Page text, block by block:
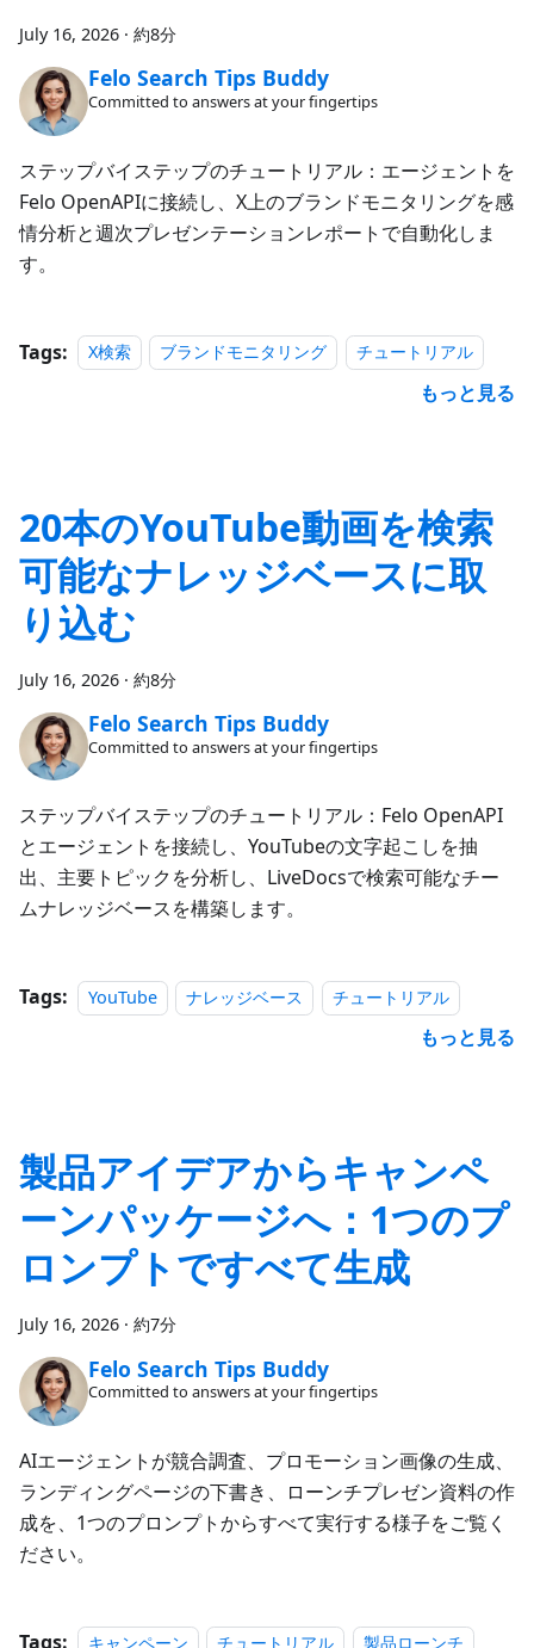
July 16, 2026 · 約8分
Felo Search Tips Buddy
Committed to answers at your fingertips
ステップバイステップのチュートリアル：エージェントを
Felo OpenAPIに接続し、X上のブランドモニタリングを感
情分析と週次プレゼンテーションレポートで自動化しま
す。
Tags: X検索 ブランドモニタリング チュートリアル
もっと見る
20本のYouTube動画を検索
可能なナレッジベースに取
り込む
July 16, 2026 · 約8分
Felo Search Tips Buddy
Committed to answers at your fingertips
ステップバイステップのチュートリアル：Felo OpenAPI
とエージェントを接続し、YouTubeの文字起こしを抽
出、主要トピックを分析し、LiveDocsで検索可能なチー
ムナレッジベースを構築します。
Tags: YouTube ナレッジベース チュートリアル
もっと見る
製品アイデアからキャンペ
ーンパッケージへ：1つのプ
ロンプトですべて生成
July 16, 2026 · 約7分
Felo Search Tips Buddy
Committed to answers at your fingertips
AIエージェントが競合調査、プロモーション画像の生成、
ランディングページの下書き、ローンチプレゼン資料の作
成を、1つのプロンプトからすべて実行する様子をご覧く
ださい。
Tags: キャンペーン チュートリアル 製品ローンチ